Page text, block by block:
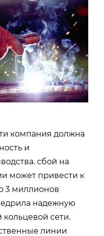
компания должна
и
сбой на
может привести к
3 миллионов
надежную
сети.
линии